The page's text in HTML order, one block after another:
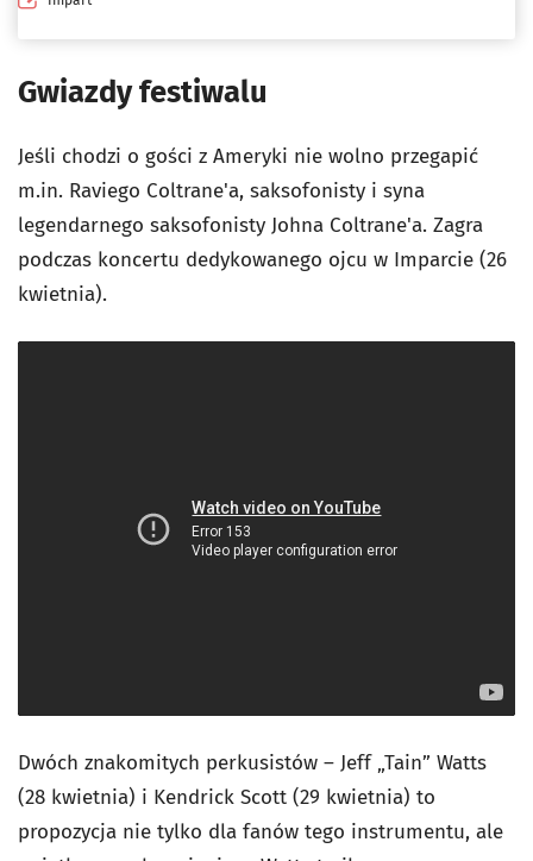
Gwiazdy festiwalu
Jeśli chodzi o gości z Ameryki nie wolno przegapić
m.in. Raviego Coltrane'a, saksofonisty i syna
legendarnego saksofonisty Johna Coltrane'a. Zagra
podczas koncertu dedykowanego ojcu w Imparcie (26
kwietnia).
Dwóch znakomitych perkusistów – Jeff „Tain” Watts
(28 kwietnia) i Kendrick Scott (29 kwietnia) to
propozycja nie tylko dla fanów tego instrumentu, ale